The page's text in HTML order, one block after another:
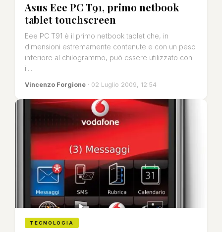
Asus Eee PC T91, primo netbook
tablet touchscreen
Eee PC T91 è il primo netbook tablet che, in
dimensioni estremamente contenute e con un peso
inferiore al chilogrammo, può essere utilizzato con
il...
Vincenzo Forgione · 02 Luglio 2009, 12:54
TECNOLOGIA